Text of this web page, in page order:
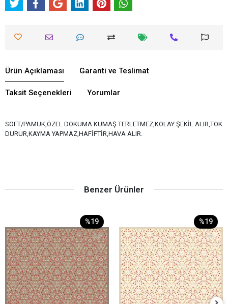
Ürün Açıklaması Garanti ve Teslimat
Taksit Seçenekleri Yorumlar
SOFT/PAMUK,ÖZEL DOKUMA KUMAŞ.TERLETMEZ,KOLAY ŞEKİL ALIR,TOK
DURUR,KAYMA YAPMAZ,HAFİFTİR,HAVA ALIR.
Benzer Ürünler
%19 %19